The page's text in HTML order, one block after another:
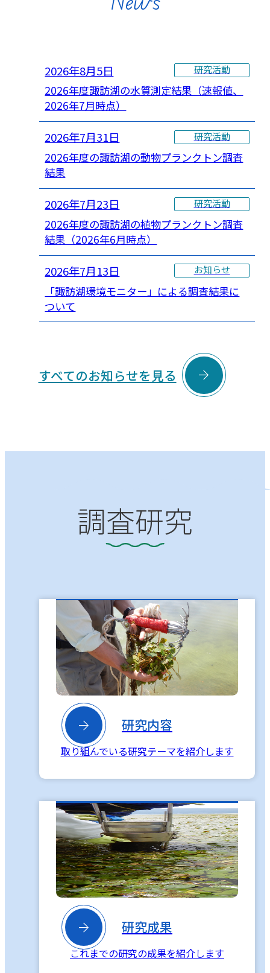
2026年8月5日 研究活動
2026年度諏訪湖の水質測定結果（速報値、
2026年7月時点）
2026年7月31日 研究活動
2026年度の諏訪湖の動物プランクトン調査
結果
2026年7月23日 研究活動
2026年度の諏訪湖の植物プランクトン調査
結果（2026年6月時点）
2026年7月13日 お知らせ
「諏訪湖環境モニター」による調査結果に
ついて
すべてのお知らせを見る 
調査研究
 研究内容
取り組んでいる研究テーマを紹介します
 研究成果
これまでの研究の成果を紹介します